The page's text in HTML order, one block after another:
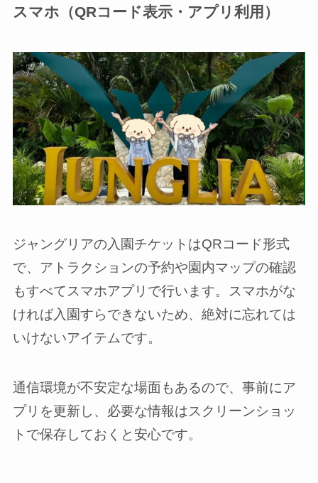
スマホ（QRコード表示・アプリ利用）
ジャングリアの入園チケットはQRコード形式
で、アトラクションの予約や園内マップの確認
もすべてスマホアプリで行います。スマホがな
ければ入園すらできないため、絶対に忘れては
いけないアイテムです。
通信環境が不安定な場面もあるので、事前にア
プリを更新し、必要な情報はスクリーンショッ
トで保存しておくと安心です。